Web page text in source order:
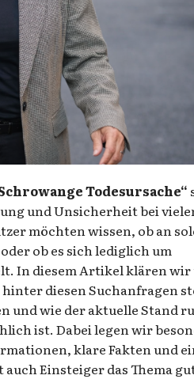
Todesursache“
und Unsicherheit bei
möchten wissen, ob an
ob es sich lediglich um
In diesem Artikel klären wir
diesen Suchanfragen
und wie der aktuelle Stand
ist. Dabei legen wir
klare Fakten und
Einsteiger das Thema